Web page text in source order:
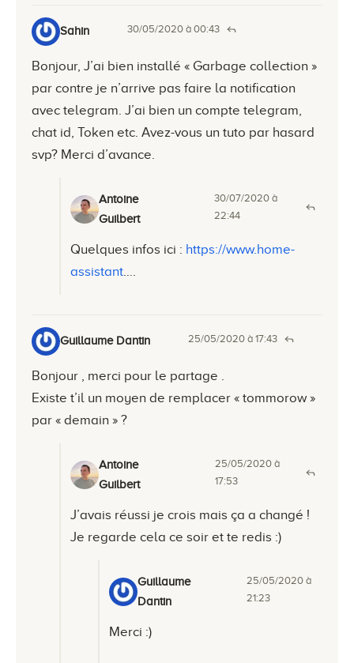
Sahin 30/05/2020 à 00:43
Bonjour, J’ai bien installé « Garbage collection »
par contre je n’arrive pas faire la notification
avec telegram. J’ai bien un compte telegram,
chat id, Token etc. Avez-vous un tuto par hasard
svp? Merci d’avance.
Antoine
Guilbert
30/07/2020 à
22:44
Quelques infos ici : https://www.home-
assistant
Guillaume Dantin 25/05/2020 à 17:43
Bonjour , merci pour le partage .
Existe t’il un moyen de remplacer « tommorow »
par « demain » ?
Antoine
Guilbert
25/05/2020 à
17:53
J’avais réussi je crois mais ça a changé !
Je regarde cela ce soir et te redis :)
Guillaume
Dantin
25/05/2020 à
21:23
Merci :)